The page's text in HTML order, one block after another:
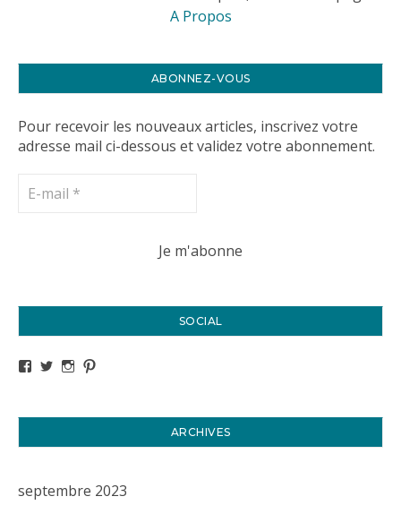
A Propos
ABONNEZ-VOUS
Pour recevoir les nouveaux articles, inscrivez votre
adresse mail ci-dessous et validez votre abonnement.
SOCIAL
Voir le profil de titval35 sur Facebook
Voir le profil de titval35 sur Twitter
Voir le profil de titval35 sur Instagram
ARCHIVES
septembre 2023